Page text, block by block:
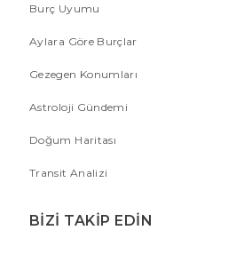
Burç Uyumu
Aylara Göre Burçlar
Gezegen Konumları
Astroloji Gündemi
Doğum Haritası
Transit Analizi
BİZİ TAKİP EDİN